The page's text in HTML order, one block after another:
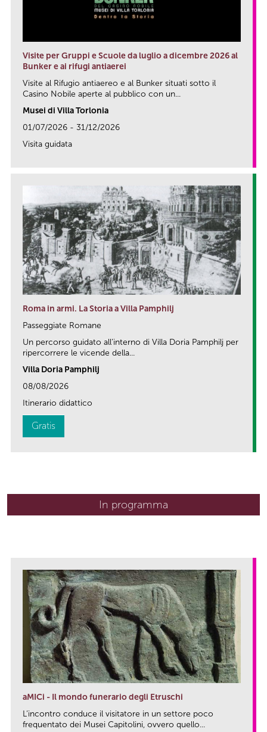
Visite per Gruppi e Scuole da luglio a dicembre 2026 al
Bunker e ai rifugi antiaerei
Visite al Rifugio antiaereo e al Bunker situati sotto il
Casino Nobile aperte al pubblico con un...
Musei di Villa Torlonia
01/07/2026 - 31/12/2026
Visita guidata
Roma in armi. La Storia a Villa Pamphilj
Passeggiate Romane
Un percorso guidato all’interno di Villa Doria Pamphilj per
ripercorrere le vicende della...
Villa Doria Pamphilj
08/08/2026
Itinerario didattico
Gratis
In programma
aMICi - Il mondo funerario degli Etruschi
L’incontro conduce il visitatore in un settore poco
frequentato dei Musei Capitolini, ovvero quello...